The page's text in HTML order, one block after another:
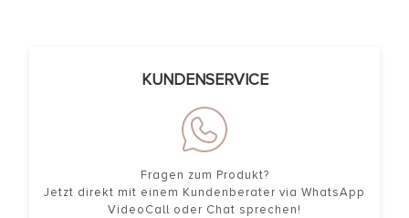
KUNDENSERVICE
Fragen zum Produkt?
Jetzt direkt mit einem Kundenberater via WhatsApp
VideoCall oder Chat sprechen!